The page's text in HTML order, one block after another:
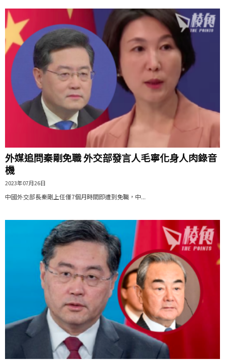
外媒追問秦剛免職 外交部發言人毛寧化身人肉錄音
機
2023年07月26日
中國外交部長秦剛上任僅7個月時間即遭到免職，中...